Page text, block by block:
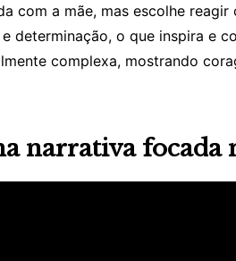
com a mãe, mas escolhe
determinação, o que inspira e
complexa, mostrando
narrativa focada